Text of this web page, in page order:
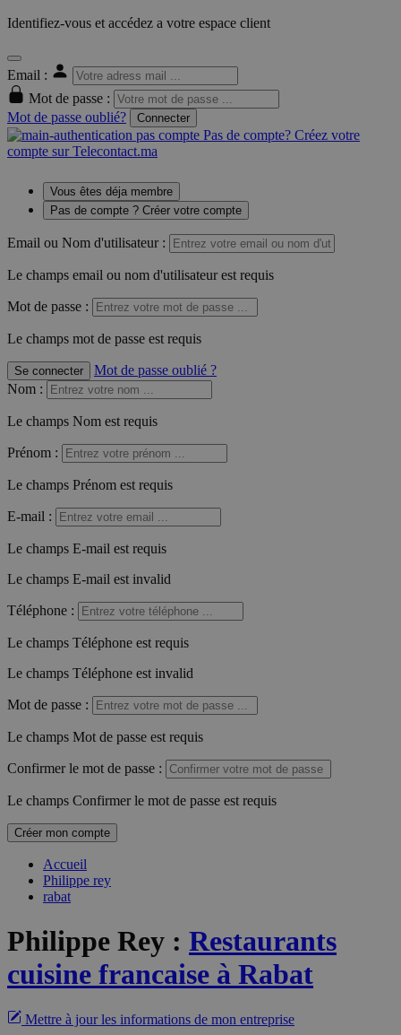
Identifiez-vous et accédez a votre espace client
Email :
Mot de passe :
Mot de passe oublié?
Connecter
Pas de compte? Créez votre
compte sur Telecontact.ma
Vous êtes déja membre
Pas de compte ? Créer votre compte
Email ou Nom d'utilisateur :
Le champs email ou nom d'utilisateur est requis
Mot de passe :
Le champs mot de passe est requis
Se connecter
Mot de passe oublié ?
Nom :
Le champs Nom est requis
Prénom :
Le champs Prénom est requis
E-mail :
Le champs E-mail est requis
Le champs E-mail est invalid
Téléphone :
Le champs Téléphone est requis
Le champs Téléphone est invalid
Mot de passe :
Le champs Mot de passe est requis
Confirmer le mot de passe :
Le champs Confirmer le mot de passe est requis
Créer mon compte
Accueil
Philippe rey
rabat
Philippe Rey : Restaurants
cuisine francaise à Rabat
Mettre à jour les informations de mon entreprise